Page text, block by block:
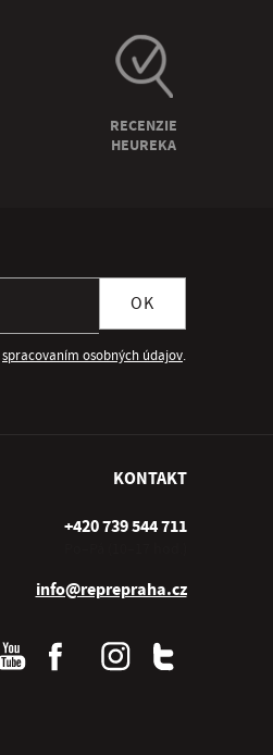
RECENZIE
HEUREKA
OK
spracovaním osobných údajov.
KONTAKT
+420 739 544 711
info@reprepraha.cz